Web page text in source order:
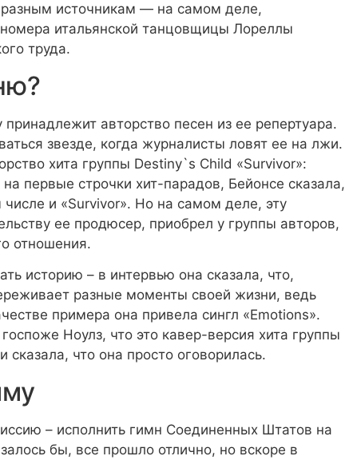
источникам — на самом деле,
итальянской танцовщицы Лореллы
труда.
авторство песен из ее репертуара.
звезде, когда журналисты ловят ее на лжи.
хита группы Destiny`s Child «Survivor»:
первые строчки хит-парадов, Бейонсе сказала,
и «Survivor». Но на самом деле, эту
ее продюсер, приобрел у группы авторов,
отношения.
историю – в интервью она сказала, что,
разные моменты своей жизни, ведь
примера она привела сингл «Emotions».
Ноулз, что это кавер-версия хита группы
что она просто оговорилась.
– исполнить гимн Соединенных Штатов на
бы, все прошло отлично, но вскоре в